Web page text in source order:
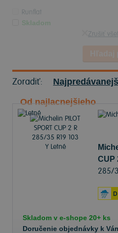
Runflat
Skladom
Zrušiť
Zoradiť:
Od najlacnejšieho
CUP
285/
D
Skladom v e-shope 20+ ks
Doručenie objednávky k